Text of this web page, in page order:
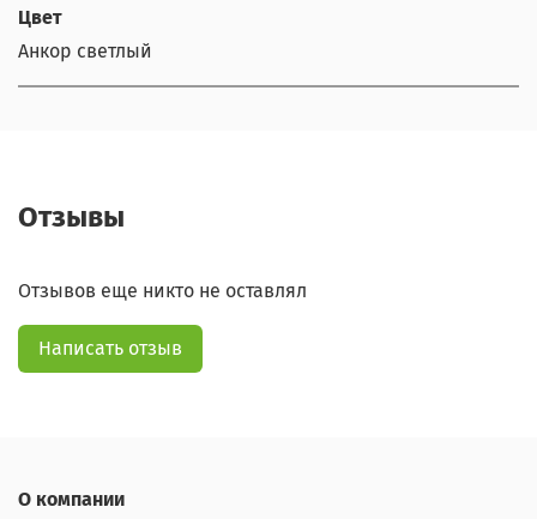
Цвет
Анкор светлый
Отзывы
Отзывов еще никто не оставлял
Написать отзыв
О компании